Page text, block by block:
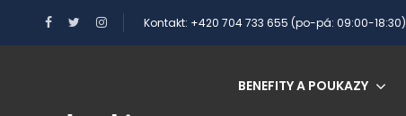
Kontakt: +420 704 733 655 (po-pá: 09:00-18:30)
BENEFITY A POUKAZY